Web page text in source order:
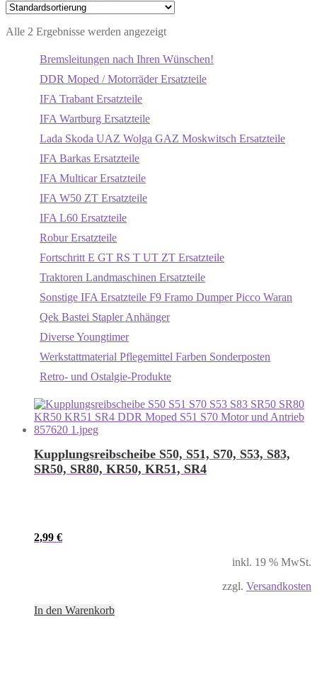
Alle 2 Ergebnisse werden angezeigt
Bremsleitungen nach Ihren Wünschen!
DDR Moped / Motorräder Ersatzteile
IFA Trabant Ersatzteile
IFA Wartburg Ersatzteile
Lada Skoda UAZ Wolga GAZ Moskwitsch Ersatzteile
IFA Barkas Ersatzteile
IFA Multicar Ersatzteile
IFA W50 ZT Ersatzteile
IFA L60 Ersatzteile
Robur Ersatzteile
Fortschritt E GT RS T UT ZT Ersatzteile
Traktoren Landmaschinen Ersatzteile
Sonstige IFA Ersatzteile F9 Framo Dumper Picco Waran
Qek Bastei Stapler Anhänger
Diverse Youngtimer
Werkstattmaterial Pflegemittel Farben Sonderposten
Retro- und Ostalgie-Produkte
Kupplungsreibscheibe S50, S51, S70, S53, S83,
SR50, SR80, KR50, KR51, SR4
2,99 €
inkl. 19 % MwSt.
zzgl. Versandkosten
In den Warenkorb